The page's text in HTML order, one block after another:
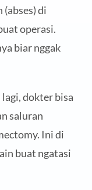
(abses) di
operasi.
biar nggak
lagi, dokter bisa
saluran
Ini di
buat ngatasi